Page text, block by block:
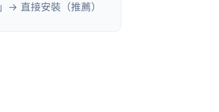
」→ 直接安裝（推薦）